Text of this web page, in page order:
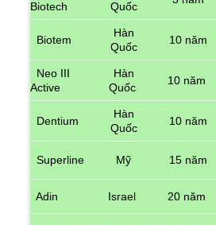
Biotech
Quốc
Biotem
Hàn
Quốc
10 năm
Neo III
Active
Hàn
Quốc
10 năm
Dentium
Hàn
Quốc
10 năm
Superline Mỹ 15 năm
Adin Israel 20 năm